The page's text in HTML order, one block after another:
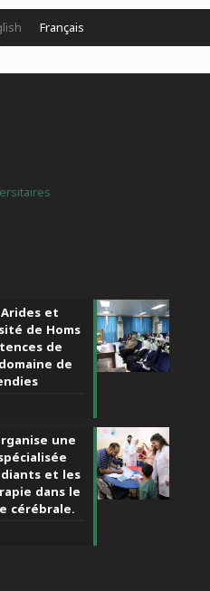
et
de Homs
de
de
une
et les
dans le
cérébrale.
Français